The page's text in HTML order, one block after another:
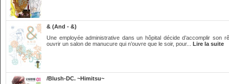
& (And - &)
Une employée administrative dans un hôpital décide d’accomplir son
ouvrir un salon de manucure qui n’ouvre que le soir, pour... Lire la suite
/Blush-DC. ~Himitsu~